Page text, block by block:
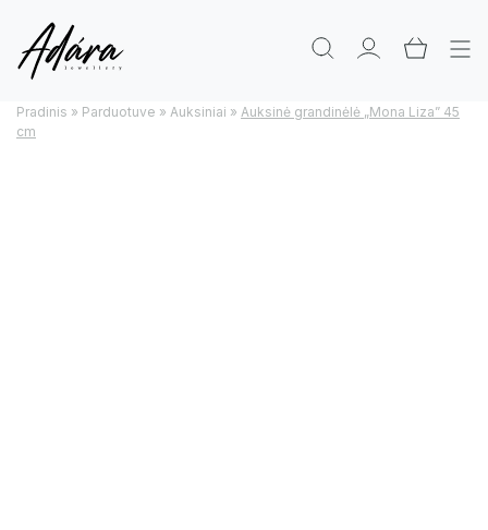
Pradinis » Parduotuve » Auksiniai » Auksinė grandinėlė „Mona Liza” 45
cm